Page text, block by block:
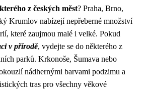
z českých měst? Praha, Brno,
Krumlov nabízejí nepřeberné množství
které zaujmou malé i velké. Pokud
v přírodě, vydejte se do některého z
parků. Krkonoše, Šumava nebo
nádhernými barvami podzimu a
tras pro všechny věkové